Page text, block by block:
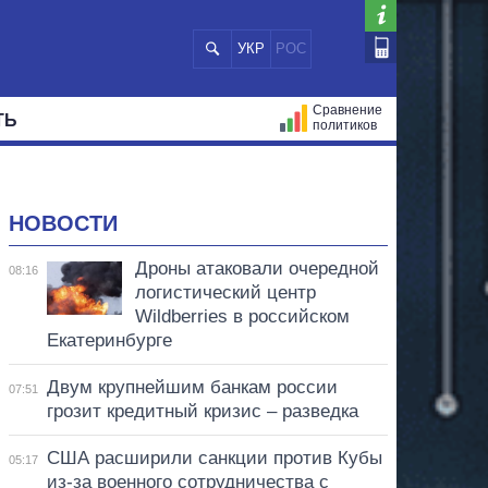
УКР РОС
Сравнение
политиков
НОВОСТИ
08:16
Дроны атаковали очередной
логистический центр
Wildberries в российском
Екатеринбурге
07:51
Двум крупнейшим банкам россии
грозит кредитный кризис – разведка
05:17
США расширили санкции против Кубы
из-за военного сотрудничества с